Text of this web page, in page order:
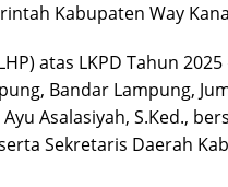
Kabupaten Way
atas LKPD Tahun
Bandar Lampung,
Asalasiyah, S.Ked.,
Sekretaris Daerah